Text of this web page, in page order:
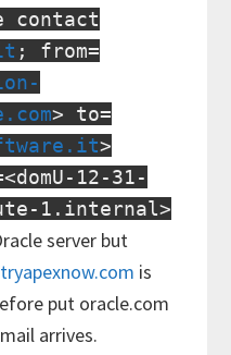
contact
; from=
> to=
>
12-31-
1.internal>
server but
tryapexnow.com is
put oracle.com
arrives.